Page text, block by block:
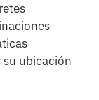
ubicación